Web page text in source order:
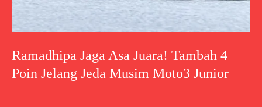
Ramadhipa Jaga Asa Juara! Tambah 4
Poin Jelang Jeda Musim Moto3 Junior